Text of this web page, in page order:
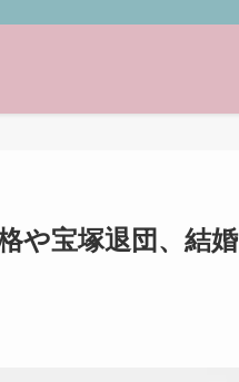
や宝塚退団、結婚